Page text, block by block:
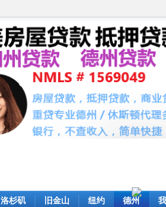
洛杉矶 旧金山 纽约 德州